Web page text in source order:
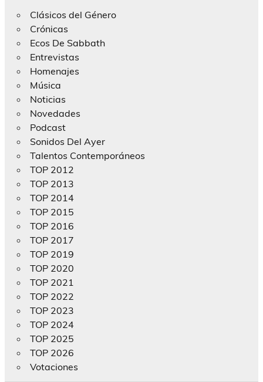
Clásicos del Género
Crónicas
Ecos De Sabbath
Entrevistas
Homenajes
Música
Noticias
Novedades
Podcast
Sonidos Del Ayer
Talentos Contemporáneos
TOP 2012
TOP 2013
TOP 2014
TOP 2015
TOP 2016
TOP 2017
TOP 2019
TOP 2020
TOP 2021
TOP 2022
TOP 2023
TOP 2024
TOP 2025
TOP 2026
Votaciones